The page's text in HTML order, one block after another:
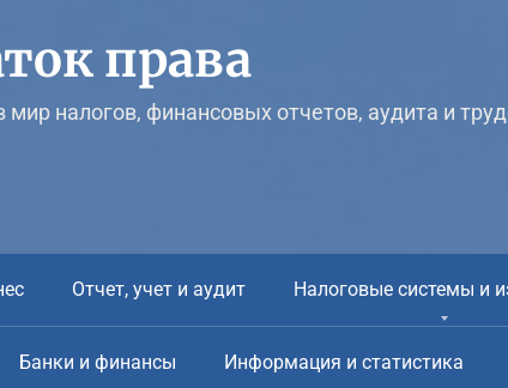
права
мир налогов, финансовых отчетов, аудита и
Отчет, учет и аудит Налоговые системы и
Банки и финансы Информация и статистика